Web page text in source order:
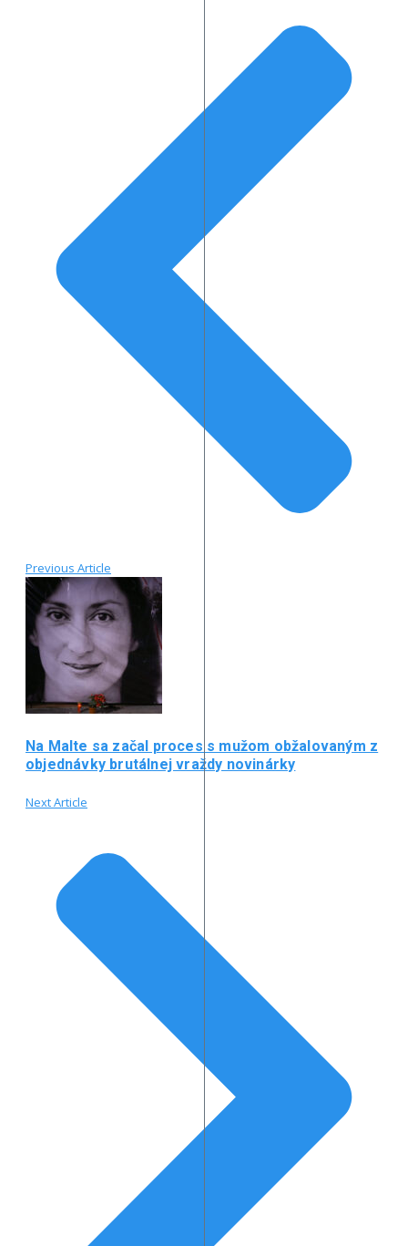
Previous Article
Na Malte sa začal proces s mužom obžalovaným z
objednávky brutálnej vraždy novinárky
Next Article